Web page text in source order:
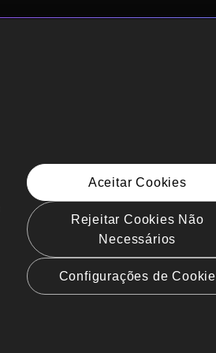
Aceitar Cookies
Rejeitar Cookies Não
Necessários
Configurações de Cookie